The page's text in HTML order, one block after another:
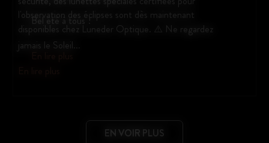
En lire plus
EN VOIR PLUS